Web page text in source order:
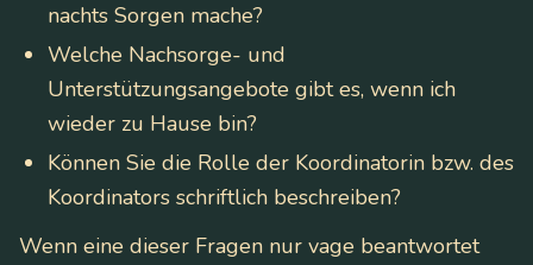
nachts Sorgen mache?
Welche Nachsorge- und
Unterstützungsangebote gibt es, wenn ich
wieder zu Hause bin?
Können Sie die Rolle der Koordinatorin bzw. des
Koordinators schriftlich beschreiben?
Wenn eine dieser Fragen nur vage beantwortet